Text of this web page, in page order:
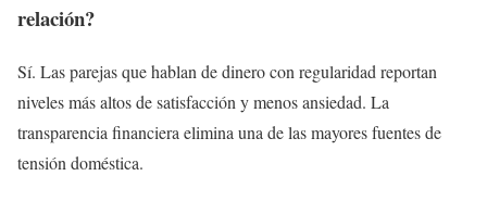
relación?
Sí. Las parejas que hablan de dinero con regularidad reportan
niveles más altos de satisfacción y menos ansiedad. La
transparencia financiera elimina una de las mayores fuentes de
tensión doméstica.